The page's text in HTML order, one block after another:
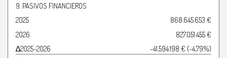
9. PASIVOS FINANCIEROS
2025
868.645.653 €
2026
827.051.455 €
∆2025-2026
-41.594.198 € (-4,79%)